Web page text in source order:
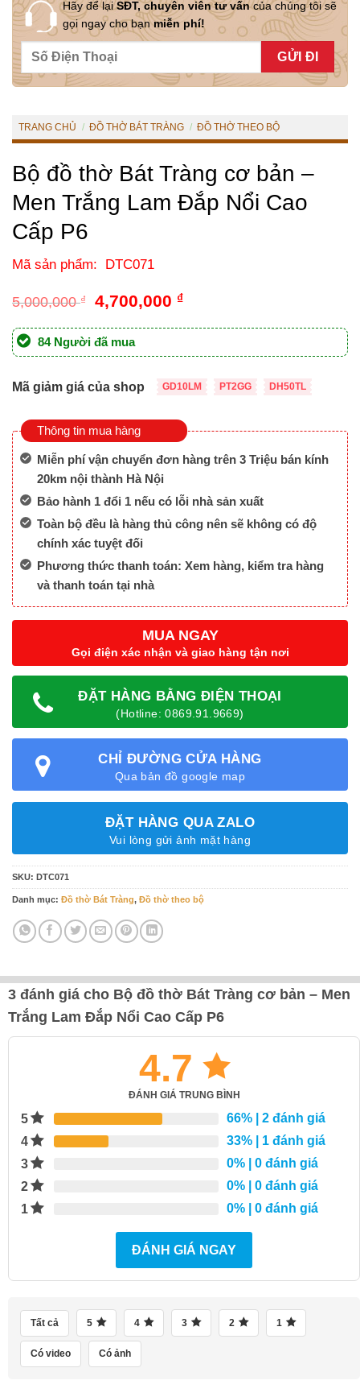
Hãy để lạiSĐT, chuyên viên tư vấncủa chúng tôi sẽ
gọi ngay cho bạnmiễn phí!
TRANG CHỦ / ĐỒ THỜ BÁT TRÀNG / ĐỒ THỜ THEO BỘ
Bộ đồ thờ Bát Tràng cơ bản –
Men Trắng Lam Đắp Nổi Cao
Cấp P6
Mã sản phẩm: DTC071
5,000,000₫
Giá
là:
5,000,000 ₫.
4,700,000 ₫Giá
tại
84 Người đã mua
Mã giảm giá của shop GD10LM PT2GG DH50TL
Thông tin mua hàng
Miễn phí vận chuyển đơn hàng trên 3 Triệu bán kính
20km nội thành Hà Nội
Bảo hành 1 đổi 1 nếu có lỗi nhà sản xuất
Toàn bộ đều là hàng thủ công nên sẽ không có độ
chính xác tuyệt đối
Phương thức thanh toán: Xem hàng, kiểm tra hàng
và thanh toán tại nhà
MUA NGAY
Gọi điện xác nhận và giao hàng tận nơi
ĐẶT HÀNG BẰNG ĐIỆN THOẠI
(Hotline: 0869.91.9669)
CHỈ ĐƯỜNG CỬA HÀNG
Qua bản đồ google map
ĐẶT HÀNG QUA ZALO
Vui lòng gửi ảnh mặt hàng
SKU: DTC071
Danh mục: Đồ thờ Bát Tràng, Đồ thờ theo bộ
3 đánh giá cho Bộ đồ thờ Bát Tràng cơ bản – Men
Trắng Lam Đắp Nổi Cao Cấp P6
4.7
ĐÁNH GIÁ TRUNG BÌNH
5 66% | 2 đánh giá
4
33% | 1 đánh giá
3
0% | 0 đánh giá
2
0% | 0 đánh giá
1
0% | 0 đánh giá
ĐÁNH GIÁ NGAY
Tất cả 5 4 3 2 1
Có video Có ảnh